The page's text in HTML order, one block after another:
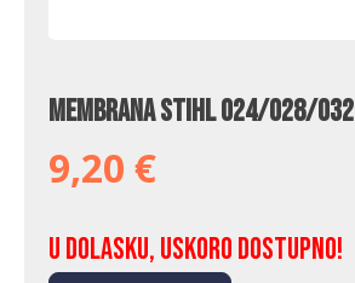
Membrana Stihl 024/028/032
9,20 €
U dolasku, uskoro dostupno!